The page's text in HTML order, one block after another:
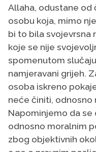
Allaha, odustane od
osobu koja, mimo
bi to bila svojevrsna
koje se nije
spomenutom
namjeravani grijeh.
osoba iskreno
neće činiti, odnosno
Napominjemo da se
odnosno moralnim
zbog objektivnih